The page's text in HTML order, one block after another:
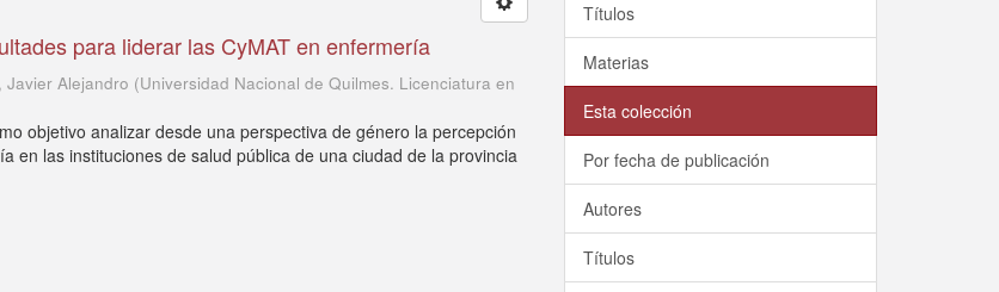
para liderar las CyMAT en enfermería
Javier Alejandro (Universidad Nacional de Quilmes. Licenciatura en
objetivo analizar desde una perspectiva de género la percepción
en las instituciones de salud pública de una ciudad de la provincia
Títulos
Materias
Esta colección
Por fecha de publicación
Autores
Títulos